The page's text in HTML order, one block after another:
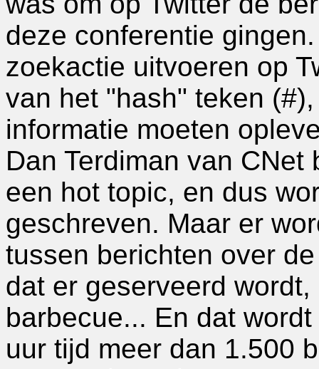
deze conferentie
zoekactie uitvoeren op
van het "hash" teken
informatie moeten
Dan Terdiman van
een hot topic, en dus
geschreven. Maar er
tussen berichten over
dat er geserveerd
barbecue... En dat
uur tijd meer dan 1.500